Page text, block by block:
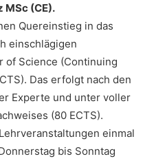
MSc (CE).
Quereinstieg in das
einschlägigen
of Science (Continuing
Das erfolgt nach den
Experte und unter voller
(80 ECTS).
einmal
bis Sonntag